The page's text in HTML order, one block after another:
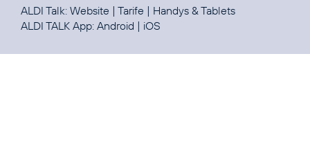
ALDI Talk: Website | Tarife | Handys & Tablets
ALDI TALK App: Android | iOS